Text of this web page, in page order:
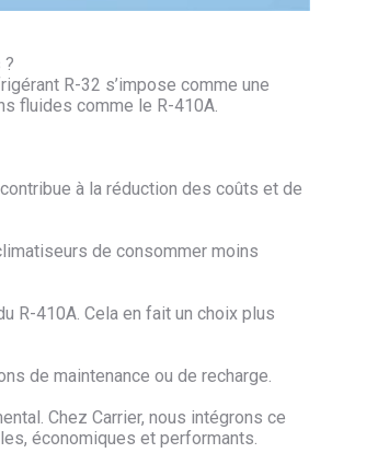
?
R-32 s’impose comme une
fluides comme le R-410A.
à la réduction des coûts et de
de consommer moins
R-410A. Cela en fait un choix plus
de maintenance ou de recharge.
Chez Carrier, nous intégrons ce
économiques et performants.